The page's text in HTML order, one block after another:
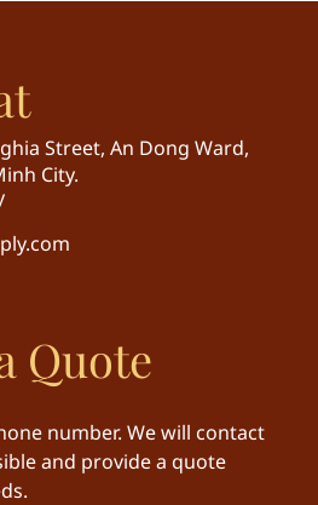
Street, An Dong Ward,
City.
Quote
number. We will contact
and provide a quote